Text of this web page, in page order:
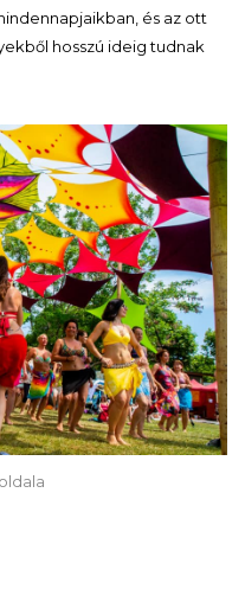
és az ott
hosszú ideig tudnak